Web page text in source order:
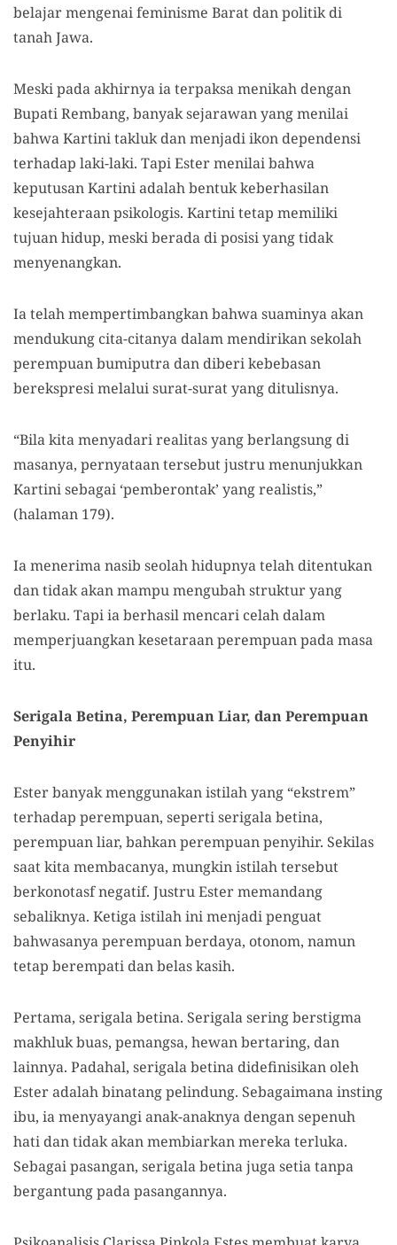
belajar mengenai feminisme Barat dan politik di
tanah Jawa.
Meski pada akhirnya ia terpaksa menikah dengan
Bupati Rembang, banyak sejarawan yang menilai
bahwa Kartini takluk dan menjadi ikon dependensi
terhadap laki-laki. Tapi Ester menilai bahwa
keputusan Kartini adalah bentuk keberhasilan
kesejahteraan psikologis. Kartini tetap memiliki
tujuan hidup, meski berada di posisi yang tidak
menyenangkan.
Ia telah mempertimbangkan bahwa suaminya akan
mendukung cita-citanya dalam mendirikan sekolah
perempuan bumiputra dan diberi kebebasan
berekspresi melalui surat-surat yang ditulisnya.
“Bila kita menyadari realitas yang berlangsung di
masanya, pernyataan tersebut justru menunjukkan
Kartini sebagai ‘pemberontak’ yang realistis,”
(halaman 179).
Ia menerima nasib seolah hidupnya telah ditentukan
dan tidak akan mampu mengubah struktur yang
berlaku. Tapi ia berhasil mencari celah dalam
memperjuangkan kesetaraan perempuan pada masa
itu.
Serigala Betina, Perempuan Liar, dan Perempuan
Penyihir
Ester banyak menggunakan istilah yang “ekstrem”
terhadap perempuan, seperti serigala betina,
perempuan liar, bahkan perempuan penyihir. Sekilas
saat kita membacanya, mungkin istilah tersebut
berkonotasf negatif. Justru Ester memandang
sebaliknya. Ketiga istilah ini menjadi penguat
bahwasanya perempuan berdaya, otonom, namun
tetap berempati dan belas kasih.
Pertama, serigala betina. Serigala sering berstigma
makhluk buas, pemangsa, hewan bertaring, dan
lainnya. Padahal, serigala betina didefinisikan oleh
Ester adalah binatang pelindung. Sebagaimana insting
ibu, ia menyayangi anak-anaknya dengan sepenuh
hati dan tidak akan membiarkan mereka terluka.
Sebagai pasangan, serigala betina juga setia tanpa
bergantung pada pasangannya.